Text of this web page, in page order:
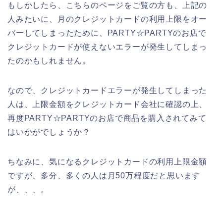
もしかしたら、こちらのページをご覧の方も、上記の
人みたいに、月のクレジットカードの利用上限をオー
バーしてしまったために、PARTY☆PARTYのお店で
クレジットカードが使えないエラーが発生してしまっ
たのかもしれません。
なので、クレジットカードエラーが発生してしまった
人は、上限金額をクレジットカード会社に確認の上、
再度PARTY☆PARTYのお店で商品を購入されてみて
はいかがでしょうか？
ちなみに、気になるクレジットカードの利用上限金額
ですが、多分、多くの人は月50万程度だと思います
が、、、。